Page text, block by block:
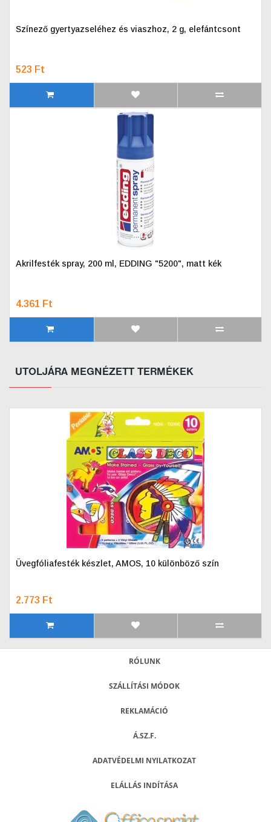
Színező gyertyazseléhez és viaszhoz, 2 g, elefántcsont
523 Ft
Akrilfesték spray, 200 ml, EDDING "5200", matt kék
4.361 Ft
UTOLJÁRA MEGNÉZETT TERMÉKEK
Üvegfóliafesték készlet, AMOS, 10 különböző szín
2.773 Ft
RÓLUNK
SZÁLLÍTÁSI MÓDOK
REKLAMÁCIÓ
Á.SZ.F.
ADATVÉDELMI NYILATKOZAT
ELÁLLÁS INDÍTÁSA